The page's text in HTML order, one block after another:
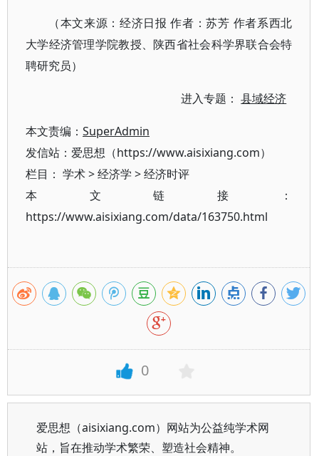
（本文来源：经济日报 作者：苏芳 作者系西北
大学经济管理学院教授、陕西省社会科学界联合会特
聘研究员）
进入专题：县域经济
本文责编： SuperAdmin
发信站：爱思想（https://www.aisixiang.com）
栏目： 学术>经济学 >经济时评
本文链接：
https://www.aisixiang.com/data/163750.html
0
爱思想（aisixiang.com）网站为公益纯学术网
站，旨在推动学术繁荣、塑造社会精神。